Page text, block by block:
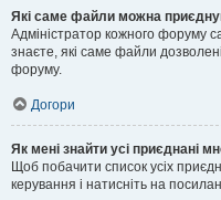
Які саме файли можна
Адміністратор кожного форуму
знаєте, які саме файли
форуму.
Догори
Як мені знайти усі приєднані
Щоб побачити список усіх
керування і натисніть на